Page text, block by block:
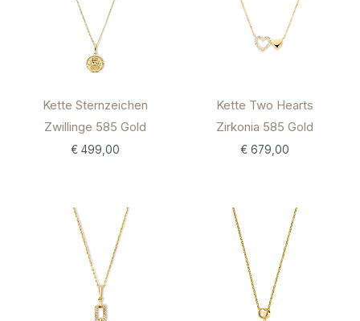
Kette Sternzeichen
Zwillinge 585 Gold
€ 499,00
Kette Two Hearts
Zirkonia 585 Gold
€679,00